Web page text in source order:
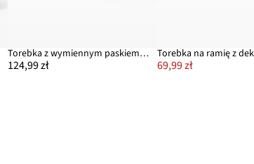
Torebka z wymiennym paskiem na ramię
124,99 zł 69,99 zł